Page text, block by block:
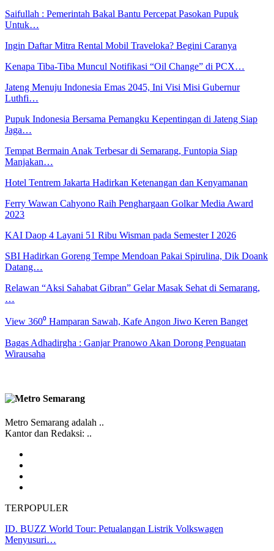
Saifullah : Pemerintah Bakal Bantu Percepat Pasokan Pupuk
Untuk…
Ingin Daftar Mitra Rental Mobil Traveloka? Begini Caranya
Kenapa Tiba-Tiba Muncul Notifikasi “Oil Change” di PCX…
Jateng Menuju Indonesia Emas 2045, Ini Visi Misi Gubernur
Luthfi…
Pupuk Indonesia Bersama Pemangku Kepentingan di Jateng Siap
Jaga…
Tempat Bermain Anak Terbesar di Semarang, Funtopia Siap
Manjakan…
Hotel Tentrem Jakarta Hadirkan Ketenangan dan Kenyamanan
Ferry Wawan Cahyono Raih Penghargaan Golkar Media Award
2023
KAI Daop 4 Layani 51 Ribu Wisman pada Semester I 2026
SBI Hadirkan Goreng Tempe Mendoan Pakai Spirulina, Dik Doank
Datang…
Relawan “Aksi Sahabat Gibran” Gelar Masak Sehat di Semarang,
…
View 360⁰ Hamparan Sawah, Kafe Angon Jiwo Keren Banget
Bagas Adhadirgha : Ganjar Pranowo Akan Dorong Penguatan
Wirausaha
Metro Semarang adalah ..
Kantor dan Redaksi: ..
TERPOPULER
ID. BUZZ World Tour: Petualangan Listrik Volkswagen
Menyusuri…